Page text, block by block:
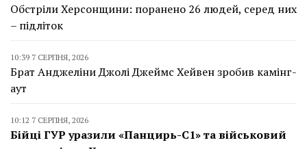
Обстріли Херсонщини: поранено 26 людей, серед них
– підліток
10:39 7 СЕРПНЯ, 2026
Брат Анджеліни Джолі Джеймс Хейвен зробив камінг-
аут
10:12 7 СЕРПНЯ, 2026
Бійці ГУР уразили «Панцирь-С1» та військовий